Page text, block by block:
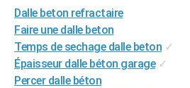
Alimentation
Guide de la santé
Maladies
Médicaments
Sommeil
VOYAGE
Destinations
City break
Voyage nature
Voyage de noces
Forum
Climat
+PHOTO
GUIDES D'ACHAT
Dalle beton refractaire
Faire une dalle beton
Temps de sechage dalle beton ✓
Épaisseur dalle béton garage ✓
Percer dalle béton